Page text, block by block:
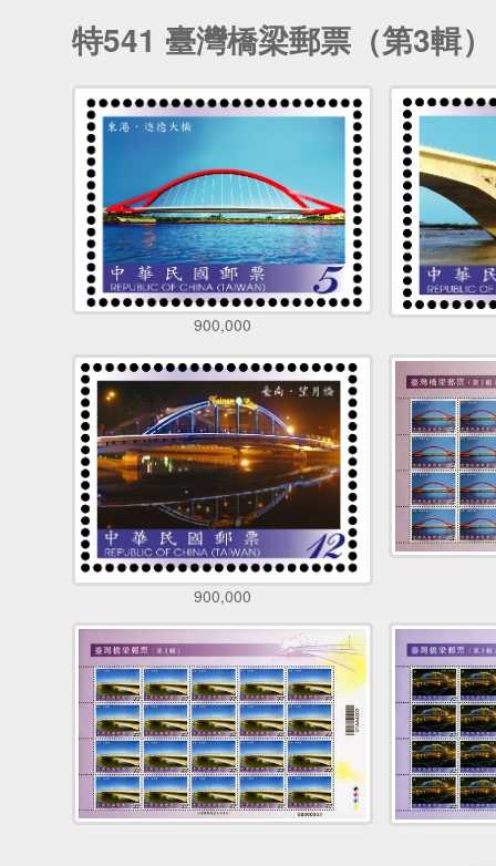
特541 臺灣橋梁郵票（第3輯）
900,000
900,000